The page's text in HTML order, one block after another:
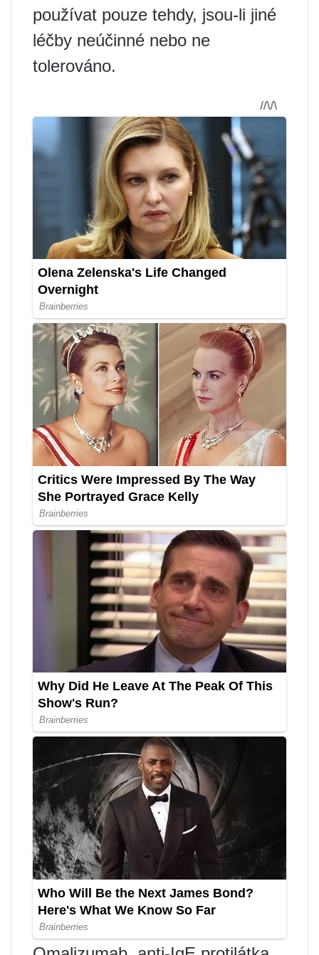
používat pouze tehdy, jsou-li jiné
léčby neúčinné nebo ne
tolerováno.